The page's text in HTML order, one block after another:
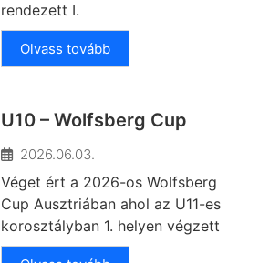
rendezett I.
Olvass tovább
U10 – Wolfsberg Cup
2026.06.03.
Véget ért a 2026-os Wolfsberg
Cup Ausztriában ahol az U11-es
korosztályban 1. helyen végzett